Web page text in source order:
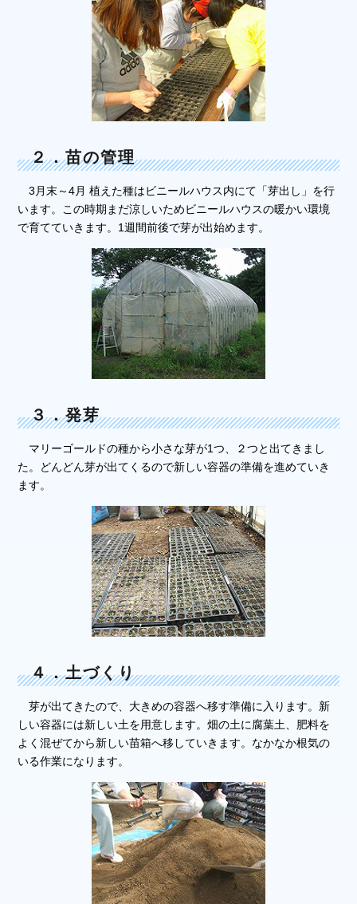
２．苗の管理
3月末～4月 植えた種はビニールハウス内にて「芽出し」を行
います。この時期まだ涼しいためビニールハウスの暖かい環境
で育てていきます。1週間前後で芽が出始めます。
３．発芽
マリーゴールドの種から小さな芽が1つ、２つと出てきまし
た。どんどん芽が出てくるので新しい容器の準備を進めていき
ます。
４．土づくり
芽が出てきたので、大きめの容器へ移す準備に入ります。新
しい容器には新しい土を用意します。畑の土に腐葉土、肥料を
よく混ぜてから新しい苗箱へ移していきます。なかなか根気の
いる作業になります。